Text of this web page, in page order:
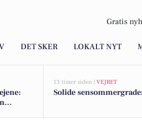
Gratis
DET SKER LOKALT NYT
13 timer siden | VEJRET
Solide